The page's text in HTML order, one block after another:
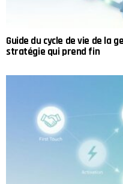
Guide du cycle de vie de la
stratégie qui prend fin